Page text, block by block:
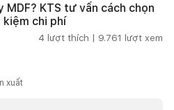
MDF? KTS tư vấn cách chọn
chi phí
4 lượt thích | 9.761 lượt xem
xuất